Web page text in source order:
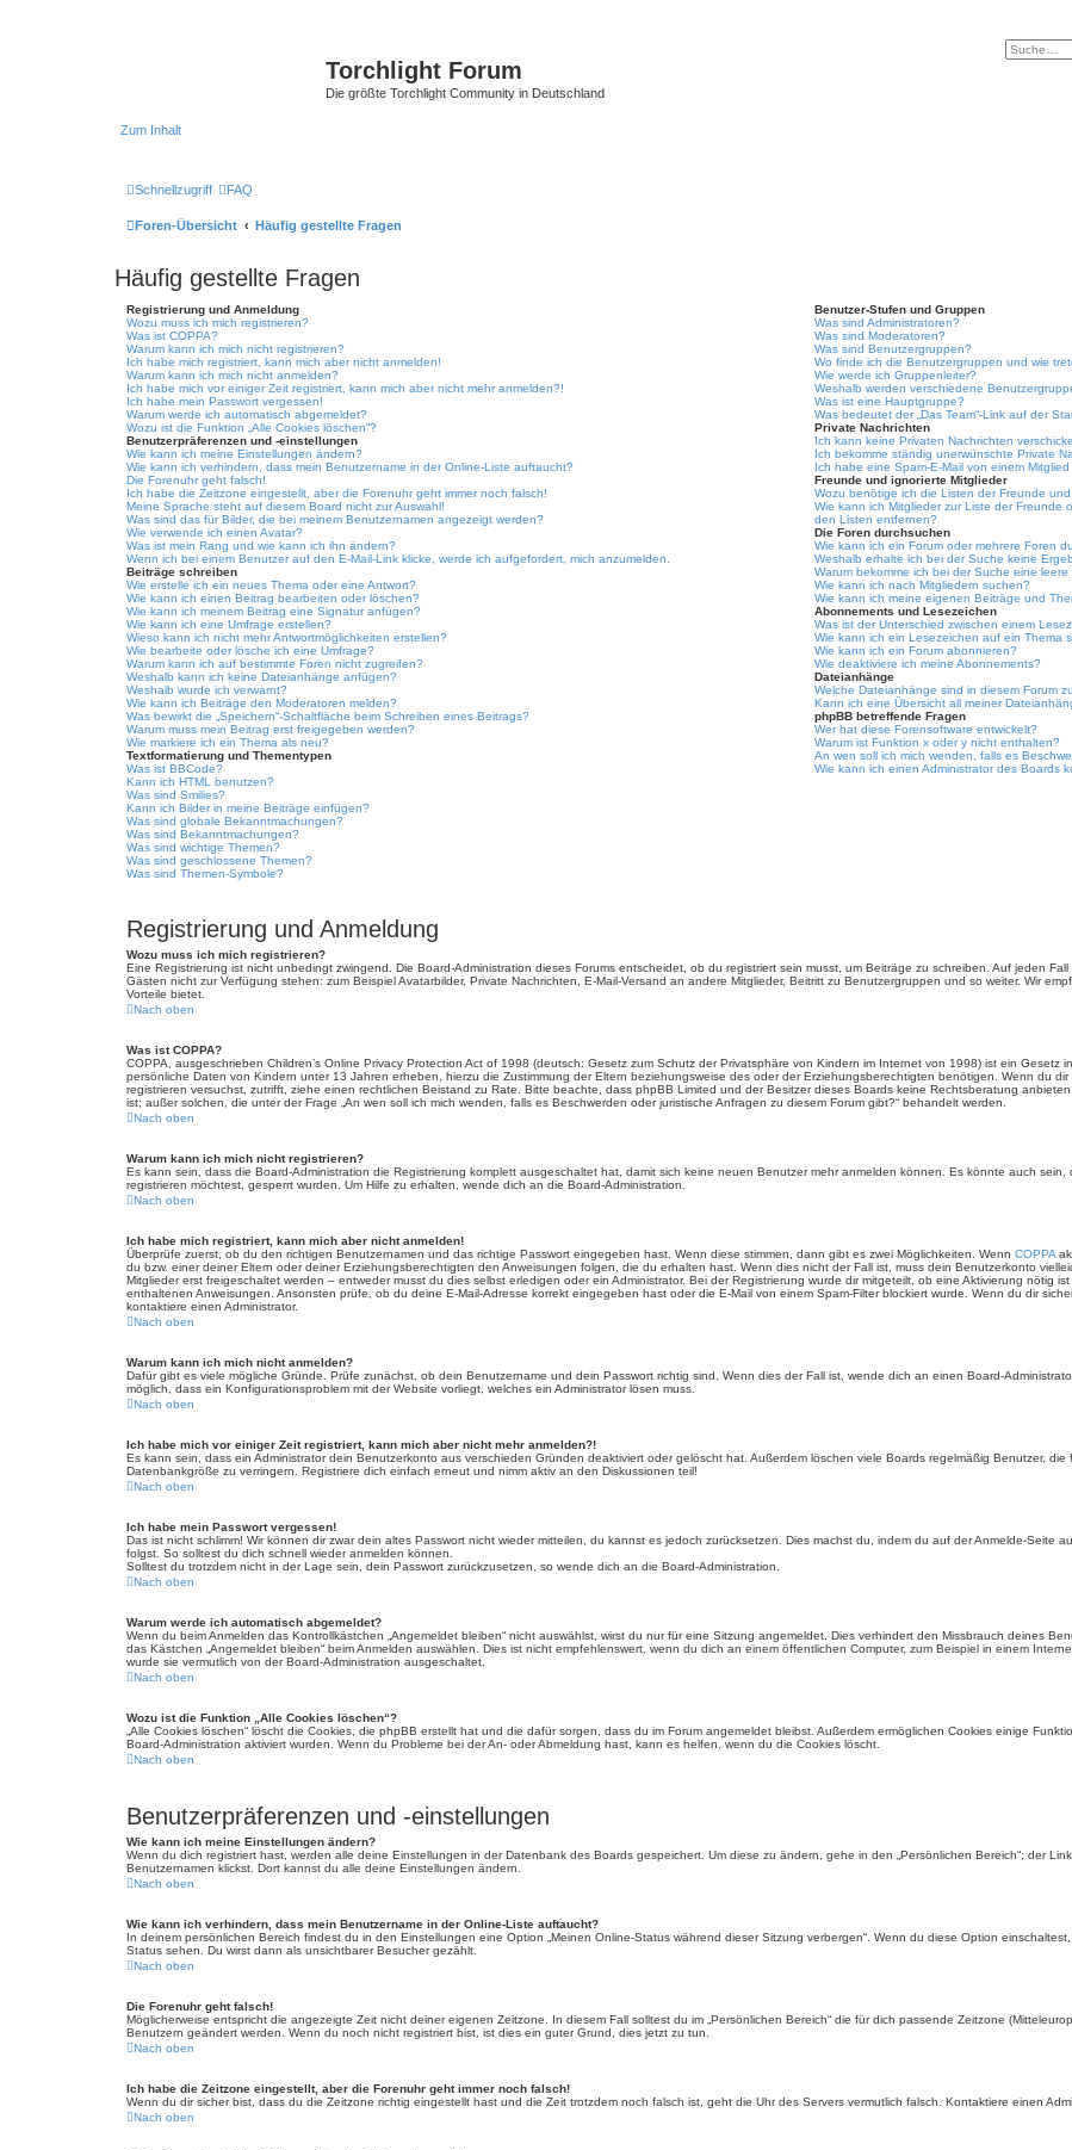
Torchlight Forum
Die größte Torchlight Community in Deutschland
Zum Inhalt
Schnellzugriff FAQ
Foren-Übersicht Häufig gestellte Fragen
Häufig gestellte Fragen
Registrierung und Anmeldung
Wozu muss ich mich registrieren?
Was ist COPPA?
Warum kann ich mich nicht registrieren?
Ich habe mich registriert, kann mich aber nicht anmelden!
Warum kann ich mich nicht anmelden?
Ich habe mich vor einiger Zeit registriert, kann mich aber nicht mehr anmelden?!
Ich habe mein Passwort vergessen!
Warum werde ich automatisch abgemeldet?
Wozu ist die Funktion „Alle Cookies löschen“?
Benutzerpräferenzen und -einstellungen
Wie kann ich meine Einstellungen ändern?
Wie kann ich verhindern, dass mein Benutzername in der Online-Liste auftaucht?
Die Forenuhr geht falsch!
Ich habe die Zeitzone eingestellt, aber die Forenuhr geht immer noch falsch!
Meine Sprache steht auf diesem Board nicht zur Auswahl!
Was sind das für Bilder, die bei meinem Benutzernamen angezeigt werden?
Wie verwende ich einen Avatar?
Was ist mein Rang und wie kann ich ihn ändern?
Wenn ich bei einem Benutzer auf den E-Mail-Link klicke, werde ich aufgefordert, mich anzumelden.
Beiträge schreiben
Wie erstelle ich ein neues Thema oder eine Antwort?
Wie kann ich einen Beitrag bearbeiten oder löschen?
Wie kann ich meinem Beitrag eine Signatur anfügen?
Wie kann ich eine Umfrage erstellen?
Wieso kann ich nicht mehr Antwortmöglichkeiten erstellen?
Wie bearbeite oder lösche ich eine Umfrage?
Warum kann ich auf bestimmte Foren nicht zugreifen?
Weshalb kann ich keine Dateianhänge anfügen?
Weshalb wurde ich verwarnt?
Wie kann ich Beiträge den Moderatoren melden?
Was bewirkt die „Speichern“-Schaltfläche beim Schreiben eines Beitrags?
Warum muss mein Beitrag erst freigegeben werden?
Wie markiere ich ein Thema als neu?
Textformatierung und Thementypen
Was ist BBCode?
Kann ich HTML benutzen?
Was sind Smilies?
Kann ich Bilder in meine Beiträge einfügen?
Was sind globale Bekanntmachungen?
Was sind Bekanntmachungen?
Was sind wichtige Themen?
Was sind geschlossene Themen?
Was sind Themen-Symbole?
Benutzer-Stufen und Gruppen
Was sind Administratoren?
Was sind Moderatoren?
Was sind Benutzergruppen?
Wo finde ich die Benutzergruppen und wie
Wie werde ich Gruppenleiter?
Weshalb werden verschiedene
Was ist eine Hauptgruppe?
Was bedeutet der „Das Team“-Link auf der
Private Nachrichten
Ich kann keine Privaten Nachrichten
Ich bekomme ständig unerwünschte Private
Ich habe eine Spam-E-Mail von einem
Freunde und ignorierte Mitglieder
Wozu benötige ich die Listen der Freunde
Wie kann ich Mitglieder zur Liste der Freunde
den Listen entfernen?
Die Foren durchsuchen
Wie kann ich ein Forum oder mehrere Foren
Weshalb erhalte ich bei der Suche keine
Warum bekomme ich bei der Suche eine leere
Wie kann ich nach Mitgliedern suchen?
Wie kann ich meine eigenen Beiträge und
Abonnements und Lesezeichen
Was ist der Unterschied zwischen einem
Wie kann ich ein Lesezeichen auf ein Thema
Wie kann ich ein Forum abonnieren?
Wie deaktiviere ich meine Abonnements?
Dateianhänge
Welche Dateianhänge sind in diesem Forum
Kann ich eine Übersicht all meiner
phpBB betreffende Fragen
Wer hat diese Forensoftware entwickelt?
Warum ist Funktion x oder y nicht enthalten?
An wen soll ich mich wenden, falls es
Wie kann ich einen Administrator des Boards
Registrierung und Anmeldung
Wozu muss ich mich registrieren?
Eine Registrierung ist nicht unbedingt zwingend. Die Board-Administration dieses Forums entscheidet, ob du registriert sein musst, um Beiträge zu schreiben. Auf jeden
Gästen nicht zur Verfügung stehen: zum Beispiel Avatarbilder, Private Nachrichten, E-Mail-Versand an andere Mitglieder, Beitritt zu Benutzergruppen und so weiter. Wir
Vorteile bietet.
Nach oben
Was ist COPPA?
COPPA, ausgeschrieben Children’s Online Privacy Protection Act of 1998 (deutsch: Gesetz zum Schutz der Privatsphäre von Kindern im Internet von 1998) ist ein Gesetz
persönliche Daten von Kindern unter 13 Jahren erheben, hierzu die Zustimmung der Eltern beziehungsweise des oder der Erziehungsberechtigten benötigen. Wenn du
registrieren versuchst, zutrifft, ziehe einen rechtlichen Beistand zu Rate. Bitte beachte, dass phpBB Limited und der Besitzer dieses Boards keine Rechtsberatung
ist; außer solchen, die unter der Frage „An wen soll ich mich wenden, falls es Beschwerden oder juristische Anfragen zu diesem Forum gibt?“ behandelt werden.
Nach oben
Warum kann ich mich nicht registrieren?
Es kann sein, dass die Board-Administration die Registrierung komplett ausgeschaltet hat, damit sich keine neuen Benutzer mehr anmelden können. Es könnte auch
registrieren möchtest, gesperrt wurden. Um Hilfe zu erhalten, wende dich an die Board-Administration.
Nach oben
Ich habe mich registriert, kann mich aber nicht anmelden!
Überprüfe zuerst, ob du den richtigen Benutzernamen und das richtige Passwort eingegeben hast. Wenn diese stimmen, dann gibt es zwei Möglichkeiten. Wenn COPPA
du bzw. einer deiner Eltern oder deiner Erziehungsberechtigten den Anweisungen folgen, die du erhalten hast. Wenn dies nicht der Fall ist, muss dein Benutzerkonto
Mitglieder erst freigeschaltet werden – entweder musst du dies selbst erledigen oder ein Administrator. Bei der Registrierung wurde dir mitgeteilt, ob eine Aktivierung nötig
enthaltenen Anweisungen. Ansonsten prüfe, ob du deine E-Mail-Adresse korrekt eingegeben hast oder die E-Mail von einem Spam-Filter blockiert wurde. Wenn du dir
kontaktiere einen Administrator.
Nach oben
Warum kann ich mich nicht anmelden?
Dafür gibt es viele mögliche Gründe. Prüfe zunächst, ob dein Benutzername und dein Passwort richtig sind. Wenn dies der Fall ist, wende dich an einen Board-
möglich, dass ein Konfigurationsproblem mit der Website vorliegt, welches ein Administrator lösen muss.
Nach oben
Ich habe mich vor einiger Zeit registriert, kann mich aber nicht mehr anmelden?!
Es kann sein, dass ein Administrator dein Benutzerkonto aus verschieden Gründen deaktiviert oder gelöscht hat. Außerdem löschen viele Boards regelmäßig Benutzer,
Datenbankgröße zu verringern. Registriere dich einfach erneut und nimm aktiv an den Diskussionen teil!
Nach oben
Ich habe mein Passwort vergessen!
Das ist nicht schlimm! Wir können dir zwar dein altes Passwort nicht wieder mitteilen, du kannst es jedoch zurücksetzen. Dies machst du, indem du auf der Anmelde-Seite
folgst. So solltest du dich schnell wieder anmelden können.
Solltest du trotzdem nicht in der Lage sein, dein Passwort zurückzusetzen, so wende dich an die Board-Administration.
Nach oben
Warum werde ich automatisch abgemeldet?
Wenn du beim Anmelden das Kontrollkästchen „Angemeldet bleiben“ nicht auswählst, wirst du nur für eine Sitzung angemeldet. Dies verhindert den Missbrauch deines
das Kästchen „Angemeldet bleiben“ beim Anmelden auswählen. Dies ist nicht empfehlenswert, wenn du dich an einem öffentlichen Computer, zum Beispiel in einem
wurde sie vermutlich von der Board-Administration ausgeschaltet.
Nach oben
Wozu ist die Funktion „Alle Cookies löschen“?
„Alle Cookies löschen“ löscht die Cookies, die phpBB erstellt hat und die dafür sorgen, dass du im Forum angemeldet bleibst. Außerdem ermöglichen Cookies einige
Board-Administration aktiviert wurden. Wenn du Probleme bei der An- oder Abmeldung hast, kann es helfen, wenn du die Cookies löscht.
Nach oben
Benutzerpräferenzen und -einstellungen
Wie kann ich meine Einstellungen ändern?
Wenn du dich registriert hast, werden alle deine Einstellungen in der Datenbank des Boards gespeichert. Um diese zu ändern, gehe in den „Persönlichen Bereich“; der
Benutzernamen klickst. Dort kannst du alle deine Einstellungen ändern.
Nach oben
Wie kann ich verhindern, dass mein Benutzername in der Online-Liste auftaucht?
In deinem persönlichen Bereich findest du in den Einstellungen eine Option „Meinen Online-Status während dieser Sitzung verbergen“. Wenn du diese Option
Status sehen. Du wirst dann als unsichtbarer Besucher gezählt.
Nach oben
Die Forenuhr geht falsch!
Möglicherweise entspricht die angezeigte Zeit nicht deiner eigenen Zeitzone. In diesem Fall solltest du im „Persönlichen Bereich“ die für dich passende Zeitzone
Benutzern geändert werden. Wenn du noch nicht registriert bist, ist dies ein guter Grund, dies jetzt zu tun.
Nach oben
Ich habe die Zeitzone eingestellt, aber die Forenuhr geht immer noch falsch!
Wenn du dir sicher bist, dass du die Zeitzone richtig eingestellt hast und die Zeit trotzdem noch falsch ist, geht die Uhr des Servers vermutlich falsch. Kontaktiere einen
Nach oben